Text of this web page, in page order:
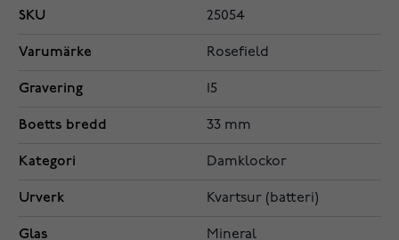
SKU 25054
Varumärke Rosefield
Gravering 15
Boetts bredd 33 mm
Kategori Damklockor
Urverk Kvartsur (batteri)
Glas Mineral